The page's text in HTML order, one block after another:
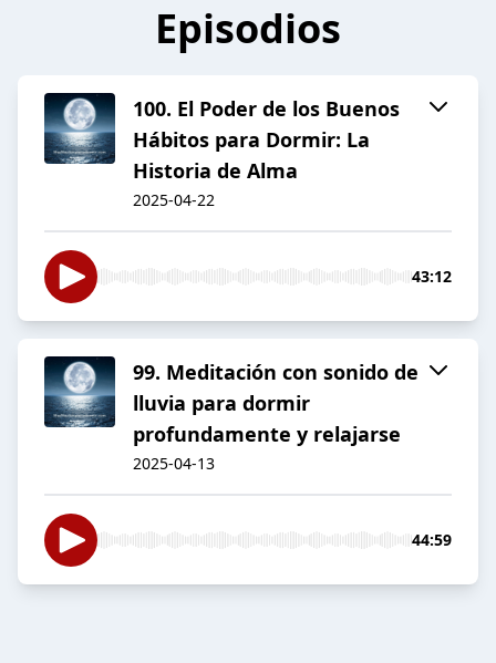
Episodios
100. El Poder de los Buenos
Hábitos para Dormir: La
Historia de Alma
2025-04-22
43:12
99. Meditación con sonido de
lluvia para dormir
profundamente y relajarse
2025-04-13
44:59